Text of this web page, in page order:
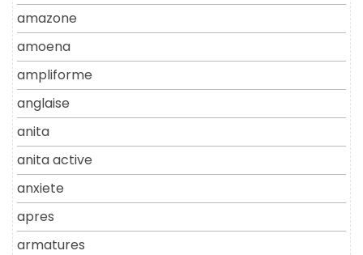
amazone
amoena
ampliforme
anglaise
anita
anita active
anxiete
apres
armatures